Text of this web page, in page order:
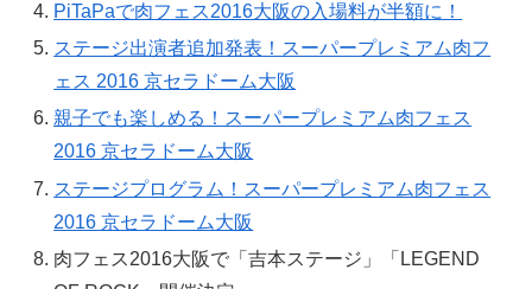
PiTaPaで肉フェス2016大阪の入場料が半額に！
ステージ出演者追加発表！スーパープレミアム肉フ
ェス 2016 京セラドーム大阪
親子でも楽しめる！スーパープレミアム肉フェス
2016 京セラドーム大阪
ステージプログラム！スーパープレミアム肉フェス
2016 京セラドーム大阪
肉フェス2016大阪で「吉本ステージ」「LEGEND